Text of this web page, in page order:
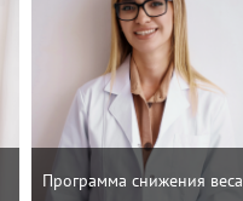
Программа снижения веса